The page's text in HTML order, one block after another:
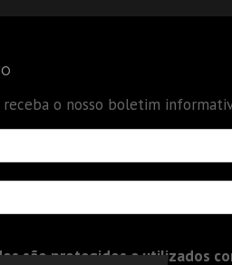
receba o nosso boletim
são protegidos e utilizados